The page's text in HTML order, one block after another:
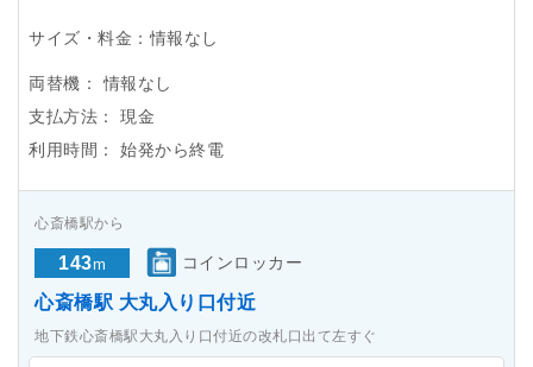
サイズ・料金：情報なし
両替機：
情報なし
支払方法：
現金
利用時間：
始発から終電
心斎橋駅から
143m コインロッカー
心斎橋駅 大丸入り口付近
地下鉄心斎橋駅大丸入り口付近の改札口出て左すぐ